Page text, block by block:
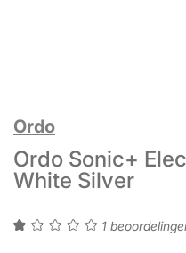
Ordo
Ordo Sonic+
White Silver
1